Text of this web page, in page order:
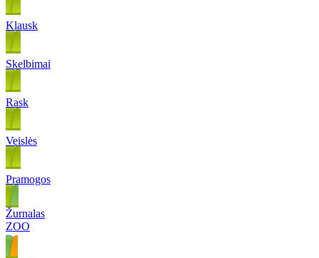
Klausk
Skelbimai
Rask
Veislės
Pramogos
Žurnalas
ZOO